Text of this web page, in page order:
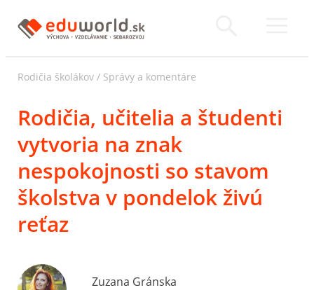
Rodičia školákov / Správy a komentáre
Rodičia, učitelia a študenti
vytvoria na znak
nespokojnosti so stavom
školstva v pondelok živú
reťaz
Zuzana Gránska